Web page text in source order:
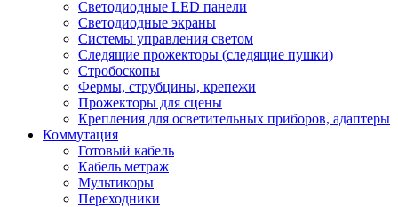
Светодиодные LED панели
Светодиодные экраны
Системы управления светом
Следящие прожекторы (следящие пушки)
Стробоскопы
Фермы, струбцины, крепежи
Прожекторы для сцены
Крепления для осветительных приборов, адаптеры
Коммутация
Готовый кабель
Кабель метраж
Мультикоры
Переходники